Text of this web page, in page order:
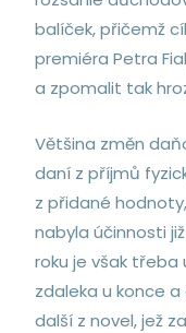
balíček, přičemž
premiéra Petra
a zpomalit tak
Většina změn
daní z příjmů
z přidané
nabyla účinnosti již
roku je však třeba
zdaleka u konce a
další z novel, jež